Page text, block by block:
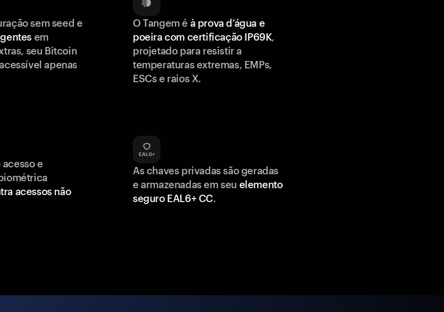
sem seed e
em
seu Bitcoin
apenas
O Tangem é à prova d’água e
poeira com certificação IP69K,
projetado para resistir a
temperaturas extremas, EMPs,
ESCs e raios X.
e
acessos não
As chaves privadas são geradas
e armazenadas em seu elemento
seguro EAL6+ CC.